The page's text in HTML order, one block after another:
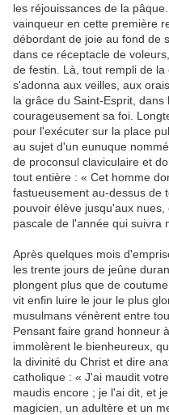
les réjouissances de la
vainqueur en cette première
débordant de joie au fond de
dans ce réceptacle de
de festin. Là, tout rempli de
s'adonna aux veilles, aux
la grâce du Saint-Esprit,
courageusement sa foi.
pour l'exécuter sur la place
au sujet d'un eunuque
de proconsul claviculaire et
tout entière : « Cet homme
fastueusement au-dessus de
pouvoir élève jusqu'aux
pascale de l'année qui suivra
Après quelques mois
les trente jours de jeûne
plongent plus que de
vit enfin luire le jour le plus
musulmans vénèrent entre
Pensant faire grand honneur
immolèrent le bienheureux,
la divinité du Christ et dire
catholique : « J'ai maudit
maudis encore ; je l'ai dit, et
magicien, un adultère et un